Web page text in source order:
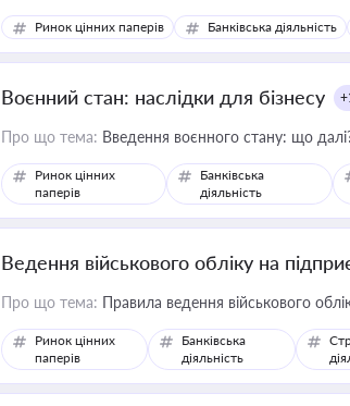
Ринок цінних паперів Банківська діяльність
Воєнний стан: наслідки для бізнесу
Про що тема: Введення воєнного стану: що
Ринок цінних
паперів
Банківська
діяльність
Ведення військового обліку на
Про що тема: Правила ведення військового
Ринок цінних
паперів
Банківська
діяльність